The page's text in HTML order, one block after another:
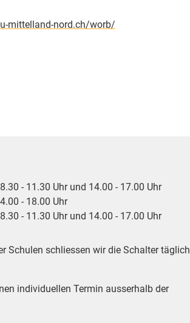
mittelland-nord.ch/worb/
- 11.30 Uhr und 14.00 - 17.00 Uhr
- 18.00 Uhr
- 11.30 Uhr und 14.00 - 17.00 Uhr
Schulen schliessen wir die Schalter täglich
individuellen Termin ausserhalb der